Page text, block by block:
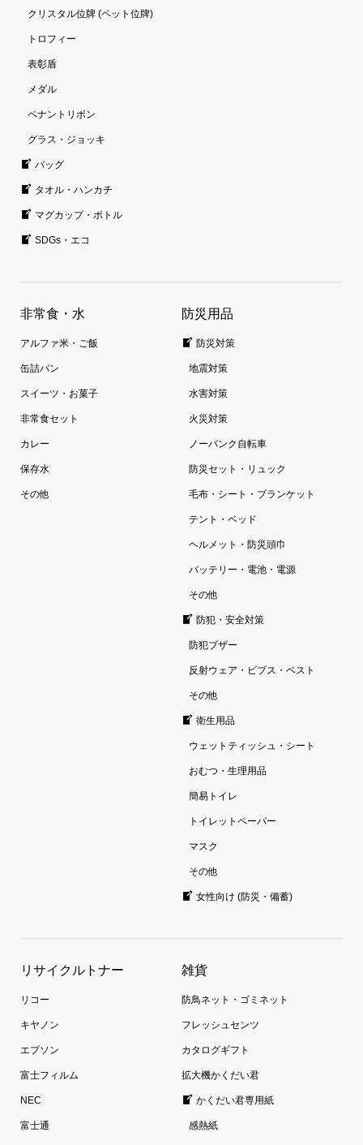
クリスタル位牌 (ペット位牌)
トロフィー
表彰盾
メダル
ペナントリボン
グラス・ジョッキ
バッグ
タオル・ハンカチ
マグカップ・ボトル
SDGs・エコ
非常食・水
アルファ米・ご飯
缶詰パン
スイーツ・お菓子
非常食セット
カレー
保存水
その他
防災用品
防災対策
地震対策
水害対策
火災対策
ノーパンク自転車
防災セット・リュック
毛布・シート・ブランケット
テント・ベッド
ヘルメット・防災頭巾
バッテリー・電池・電源
その他
防犯・安全対策
防犯ブザー
反射ウェア・ビブス・ベスト
その他
衛生用品
ウェットティッシュ・シート
おむつ・生理用品
簡易トイレ
トイレットペーパー
マスク
その他
女性向け (防災・備蓄)
リサイクルトナー
リコー
キヤノン
エプソン
富士フィルム
NEC
富士通
雑貨
防鳥ネット・ゴミネット
フレッシュセンツ
カタログギフト
拡大機かくだい君
かくだい君専用紙
感熱紙